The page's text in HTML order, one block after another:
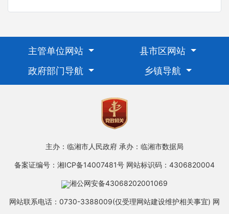
主管单位网站
县市区网站
政府部门导航
乡镇导航
主办：临湘市人民政府 承办：临湘市数据局
备案证编号：湘ICP备14007481号 网站标识码：4306820004
湘公网安备43068202001069
网站联系电话：0730-3388009(仅受理网站建设维护相关事宜) 网